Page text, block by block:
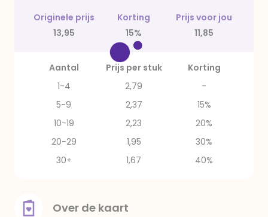
Originele prijs Korting
Prijs voor jou
13,95
15% 11,85
Aantal Prijs per stuk
Korting
1-4
2,79
-
5-9
2,37
15%
10-19
2,23
20%
20-29
1,95
30%
30+
1,67 40%
Over de kaart